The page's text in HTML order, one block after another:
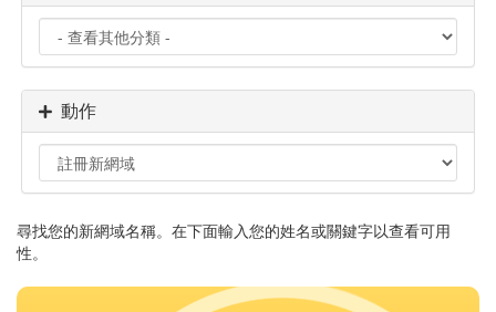
動作
尋找您的新網域名稱。在下面輸入您的姓名或關鍵字以查看可用
性。